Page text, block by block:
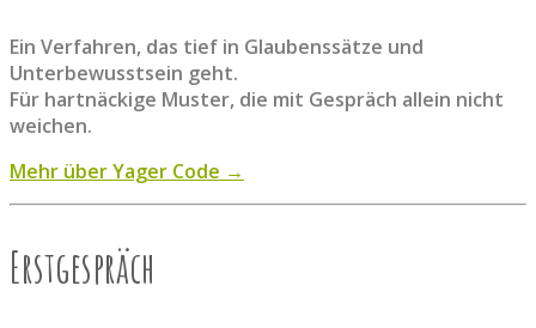
Ein Verfahren, das tief in Glaubenssätze und
Unterbewusstsein geht.
Für hartnäckige Muster, die mit Gespräch allein nicht
weichen.
Mehr über Yager Code →
Erstgespräch